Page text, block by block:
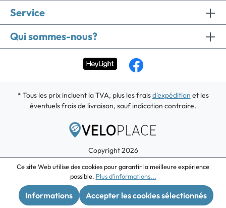
Service
Qui sommes-nous?
* Tous les prix incluent la TVA, plus les fraisd'expédition et les
éventuels frais de livraison, sauf indication contraire.
Copyright 2026
Ce site Web utilise des cookies pour garantir la meilleure expérience
possible. Plus d'informations...
Informations Accepter les cookies sélectionnés